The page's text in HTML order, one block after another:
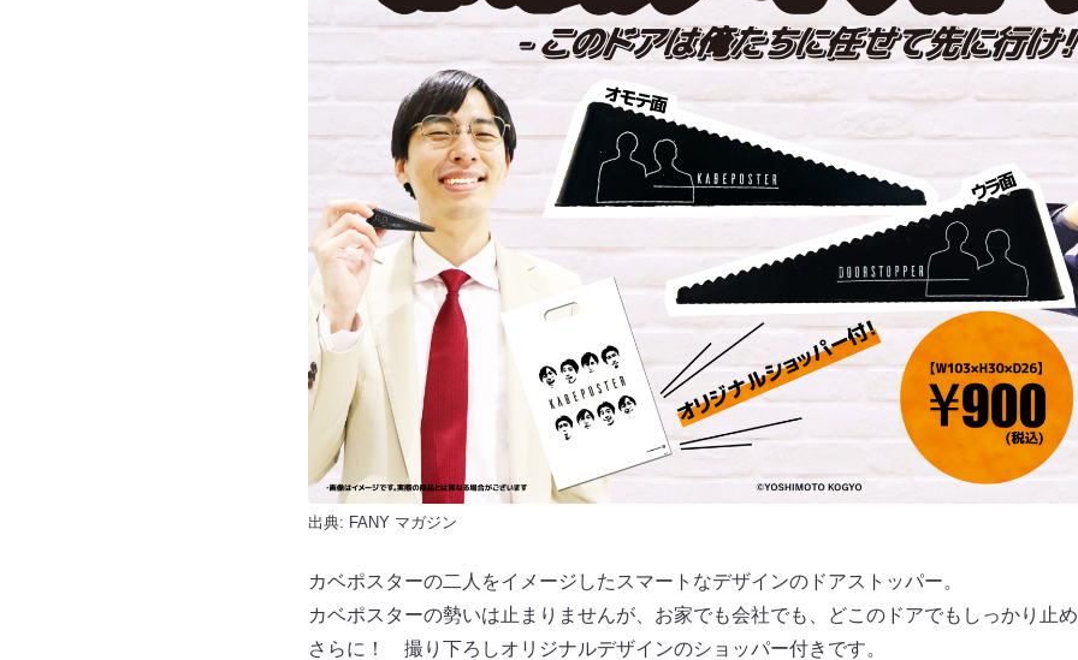
出典: FANY マガジン
カベポスターの二人をイメージしたスマートなデザインのドアストッパー。
カベポスターの勢いは止まりませんが、お家でも会社でも、どこのドアでもしっかり止
さらに！ 撮り下ろしオリジナルデザインのショッパー付きです。